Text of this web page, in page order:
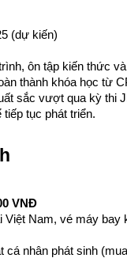
(dự kiến)
ôn tập kiến thức
thành khóa học từ
sắc vượt qua kỳ thi
tiếp tục phát triển.
VNĐ
Việt Nam, vé máy
cá nhân phát sinh